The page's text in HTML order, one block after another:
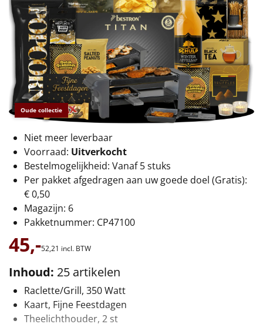
€50 tot €55
€55 tot €75
€75 tot €100
€100 en hoger
Alle kerstpakketten 2026
Thema
Origineel
Rituals
Luxe
Mannen
Vrouwen
Duurzaam
Oude collectie
Niet meer leverbaar
Voorraad: Uitverkocht
Bestelmogelijkheid: Vanaf 5 stuks
Per pakket afgedragen aan uw goede doel (Gratis):
€ 0,50
Magazijn: 6
Pakketnummer: CP47100
45,-52,21 incl. BTW
Inhoud: 25 artikelen
Raclette/Grill, 350 Watt
Kaart, Fijne Feestdagen
Theelichthouder, 2 st